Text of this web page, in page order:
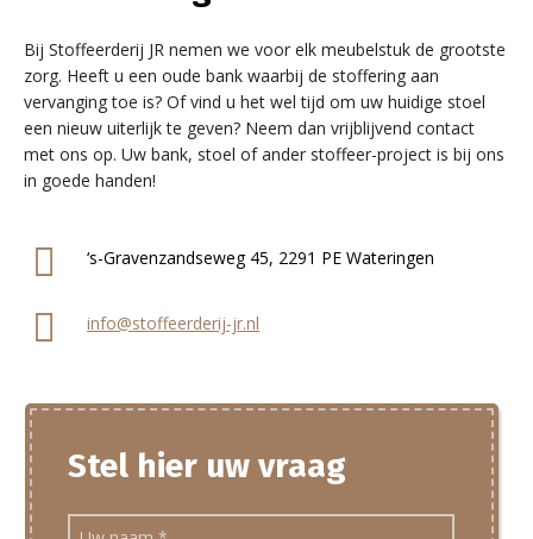
Bij Stoffeerderij JR nemen we voor elk meubelstuk de grootste
zorg. Heeft u een oude bank waarbij de stoffering aan
vervanging toe is? Of vind u het wel tijd om uw huidige stoel
een nieuw uiterlijk te geven? Neem dan vrijblijvend contact
met ons op. Uw bank, stoel of ander stoffeer-project is bij ons
in goede handen!
‘s-Gravenzandseweg 45, 2291 PE Wateringen
info@stoffeerderij-jr.nl
Stel hier uw vraag